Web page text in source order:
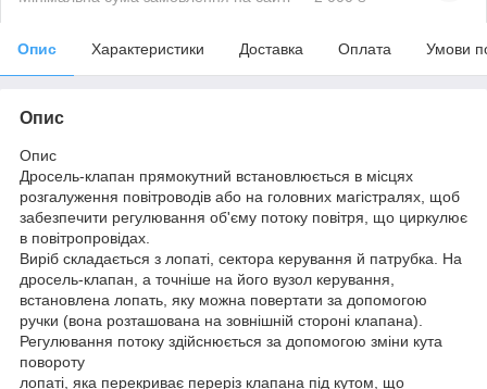
Опис Характеристики Доставка Оплата Умови
Опис
Опис
Дросель-клапан прямокутний встановлюється в місцях
розгалуження повітроводів або на головних магістралях, щоб
забезпечити регулювання об'єму потоку повітря, що циркулює
в повітропровідах.
Виріб складається з лопаті, сектора керування й патрубка. На
дросель-клапан, а точніше на його вузол керування,
встановлена лопать, яку можна повертати за допомогою
ручки (вона розташована на зовнішній стороні клапана).
Регулювання потоку здійснюється за допомогою зміни кута
повороту
лопаті, яка перекриває переріз клапана під кутом, що